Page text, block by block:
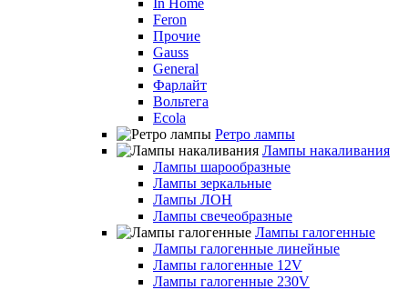
In Home
Feron
Прочие
Gauss
General
Фарлайт
Вольтега
Ecola
Ретро лампы
Лампы накаливания
Лампы шарообразные
Лампы зеркальные
Лампы ЛОН
Лампы свечеобразные
Лампы галогенные
Лампы галогенные линейные
Лампы галогенные 12V
Лампы галогенные 230V